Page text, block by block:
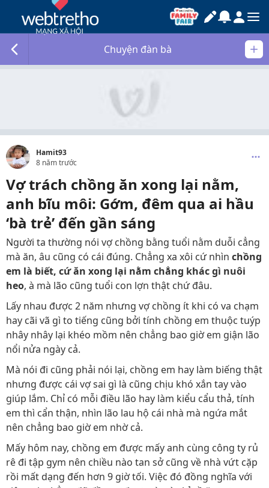
Chuyện đàn bà
Hamit93
8 năm trước
Vợ trách chồng ăn xong lại nằm,
anh bĩu môi: Gớm, đêm qua ai hầu
‘bà trẻ’ đến gần sáng
Người ta thường nói vợ chồng bằng tuổi nằm duỗi cẳng
mà ăn, âu cũng có cái đúng. Chẳng xa xôi cứ nhìn chồng
em là biết, cứ ăn xong lại nằm chẳng khác gì nuôi
heo, à mà lão cũng tuổi con lợn thật chứ đâu.
Lấy nhau được 2 năm nhưng vợ chồng ít khi có va chạm
hay cãi vã gì to tiếng cũng bởi tính chồng em thuộc tuýp
nhây nhây lại khéo mồm nên chẳng bao giờ em giận lão
nổi nửa ngày cả.
Mà nói đi cũng phải nói lại, chồng em hay làm biếng thật
nhưng được cái vợ sai gì là cũng chịu khó xắn tay vào
giúp lắm. Chỉ có mỗi điều lão hay làm kiểu cẩu thả, tính
em thì cẩn thận, nhìn lão lau hộ cái nhà mà ngứa mắt
nên chẳng bao giờ em nhờ cả.
Mấy hôm nay, chồng em được mấy anh cùng công ty rủ
rê đi tập gym nên chiều nào tan sở cũng về nhà vứt cặp
rồi mất dạng đến hơn 9 giờ tối. Việc đó đồng nghĩa với